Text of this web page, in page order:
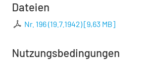
Dateien
Nr. 196 (19.7.1942)[9,63 MB]
Nutzungsbedingungen